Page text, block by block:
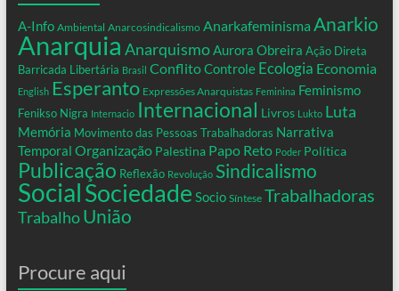
A-Info Ambiental Anarcosindicalismo Anarkafeminisma Anarkio
Anarquia AnarquismoAurora Obreira Ação Direta
Barricada Libertária Brasil ConflitoControle Ecologia Economia
English Esperanto Expressões Anarquistas Feminina Feminismo
Fenikso Nigra Internacio Internacional Livros Lukto Luta
Memória Movimento das Pessoas Trabalhadoras Narrativa
Temporal Organização Palestina Papo Reto Poder Política
Publicação Reflexão Revolução Sindicalismo
SocialSociedade Socio Síntese Trabalhadoras
Trabalho União
Procure aqui